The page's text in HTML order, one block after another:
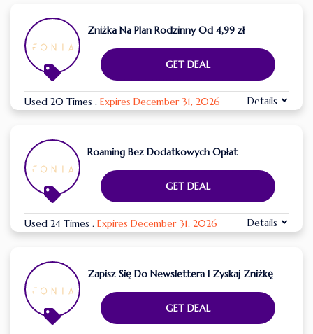
Zniżka Na Plan Rodzinny Od 4,99 zł
GET DEAL
Used 20 Times . Expires December 31, 2026 Details
Roaming Bez Dodatkowych Opłat
GET DEAL
Used 24 Times . Expires December 31, 2026 Details
Zapisz Się Do Newslettera I Zyskaj Zniżkę
GET DEAL